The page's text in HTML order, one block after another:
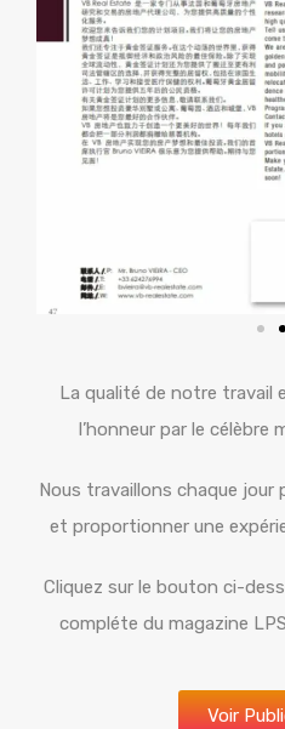
La qualité de notre travail
l’honneur par le célèbre
Nous travaillons chaque jour
et proportionner une
Cliquez sur le bouton ci-
compléte du magazine
Voir